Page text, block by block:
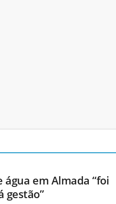
em Almada “foi
gestão”